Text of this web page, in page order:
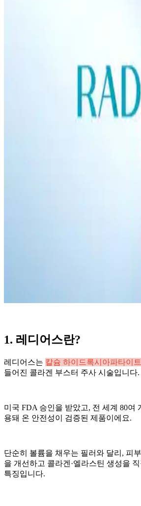
1. 레디어스란?
레디어스는 칼슘 하이드록시아파타이
들어진 콜라겐 부스터 주사 시술입니다.
미국 FDA 승인을 받았고, 전 세계 80여
용돼 온 안전성이 검증된 제품이에요.
단순히 볼륨을 채우는 필러와 달리, 피
을 개선하고 콜라겐·엘라스틴 생성을
특징입니다.